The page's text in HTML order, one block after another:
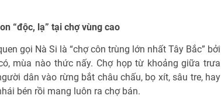
“độc, lạ” tại chợ vùng cao
gọi Nà Si là “chợ côn trùng lớn nhất Tây Bắc” bởi
mùa nào thức nấy. Chợ họp từ khoảng giữa trưa
dân vào rừng bắt châu chấu, bọ xít, sâu tre, hay
bén rồi mang luôn ra chợ bán.